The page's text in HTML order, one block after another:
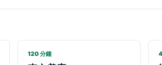
120 分鐘